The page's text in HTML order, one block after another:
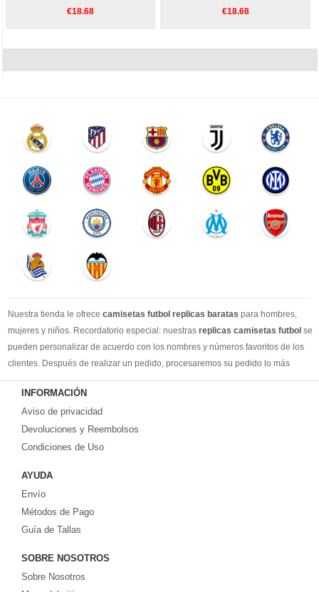
€18.68 €18.68
Nuestra tienda le ofrece camisetas futbol replicas baratas para hombres,
mujeres y niños. Recordatorio especial: nuestras replicas camisetas futbol se
pueden personalizar de acuerdo con los nombres y números favoritos de los
clientes. Después de realizar un pedido, procesaremos su pedido lo más
rápido posible, para que pueda recibir su camisetas de fútbol favorita cuando
la necesite. DHL / EMS / China Post y otro expreso, puede elegir libremente.
Llevamos más de 10 años comprometidos con esta industria, con una línea de
producción estable, un sólido equipo de servicio al cliente y una gran cantidad
de los clientes más leales. Tenemos suficiente experiencia para satisfacer tus
Prometemos a cada cliente:
1-Precio más bajo en toda la red, seguro de calidad
2-100% Método de pago seguro.
3-Cada uno de nuestros paquetes se enviará al número de seguimiento de
4-Por favor, crea que todos los problemas encontrados en tu pedido, con
nuestra rica experiencia, te daremos una solución satisfactoria.
INFORMACIÓN
Aviso de privacidad
Devoluciones y Reembolsos
Condiciones de Uso
AYUDA
Envío
Métodos de Pago
Guía de Tallas
SOBRE NOSOTROS
Sobre Nosotros